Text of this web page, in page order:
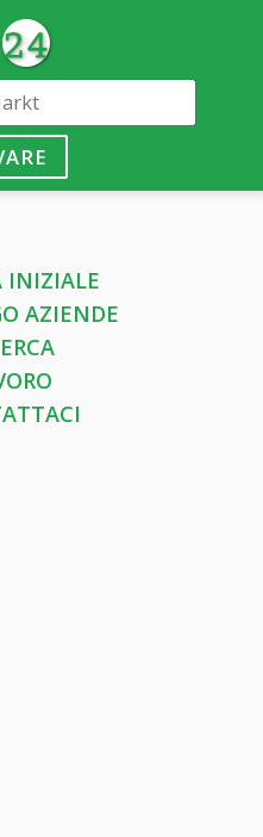
INIZIALE
AZIENDE